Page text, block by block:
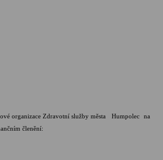
organizace Zdravotní služby města Humpolec na
členění: